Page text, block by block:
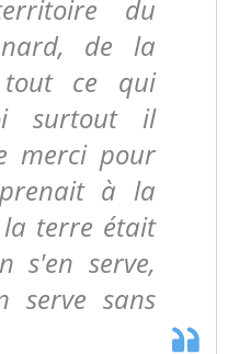
du
de la
ce qui
surtout il
merci pour
à la
terre était
s'en serve,
serve sans